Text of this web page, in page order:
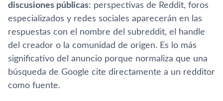
discusiones públicas: perspectivas de Reddit, foros
especializados y redes sociales aparecerán en las
respuestas con el nombre del subreddit, el handle
del creador o la comunidad de origen. Es lo más
significativo del anuncio porque normaliza que una
búsqueda de Google cite directamente a un redditor
como fuente.